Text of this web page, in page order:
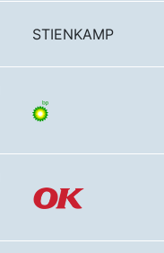
STIENKAMP